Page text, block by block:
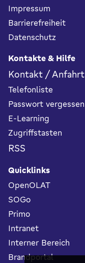
Impressum
Barrierefreiheit
Datenschutz
Kontakte & Hilfe
Kontakt / Anfahrt
Telefonliste
Passwort vergessen
E-Learning
Zugriffstasten
RSS
Quicklinks
OpenOLAT
SOGo
Primo
Intranet
Interner Bereich
Brandportal